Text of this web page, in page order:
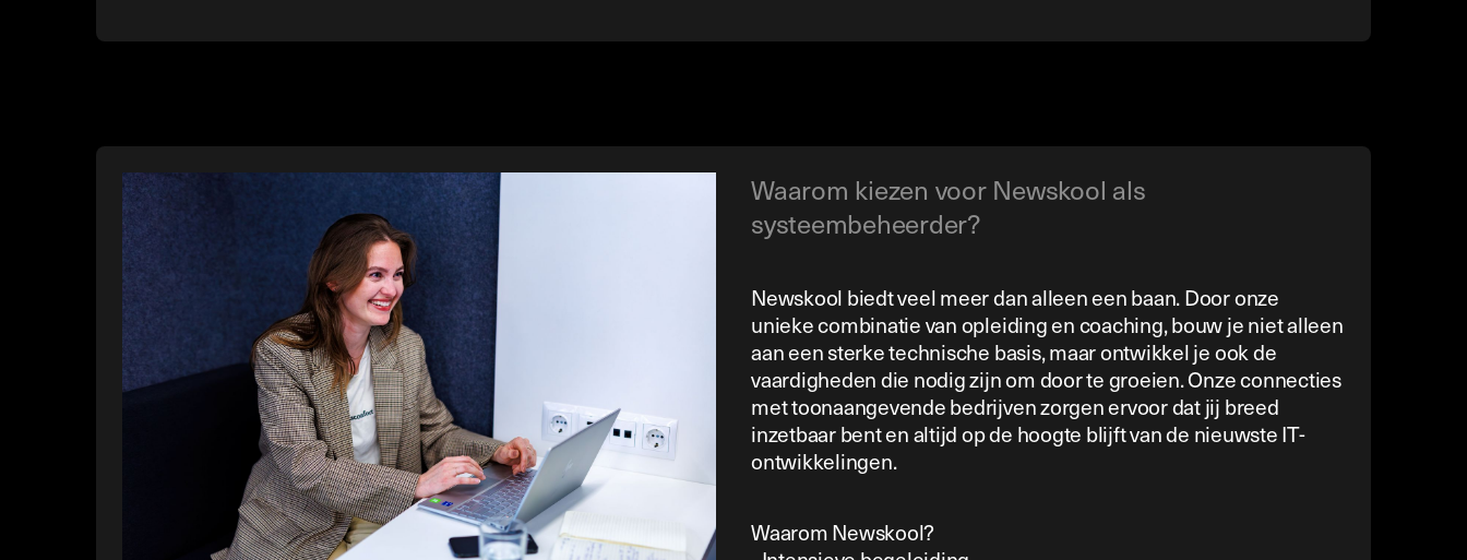
Waarom kiezen voor Newskool als
systeembeheerder?
Newskool biedt veel meer dan alleen een baan. Door onze
unieke combinatie van opleiding en coaching, bouw je niet alleen
aan een sterke technische basis, maar ontwikkel je ook de
vaardigheden die nodig zijn om door te groeien. Onze connecties
met toonaangevende bedrijven zorgen ervoor dat jij breed
inzetbaar bent en altijd op de hoogte blijft van de nieuwste IT-
ontwikkelingen.
Waarom Newskool?